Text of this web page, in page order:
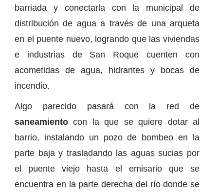
barriada y conectarla con la municipal de
distribución de agua a través de una arqueta
en el puente nuevo, logrando que las viviendas
e industrias de San Roque cuenten con
acometidas de agua, hidrantes y bocas de
incendio.
Algo parecido pasará con la red de
saneamiento con la que se quiere dotar al
barrio, instalando un pozo de bombeo en la
parte baja y trasladando las aguas sucias por
el puente viejo hasta el emisario que se
encuentra en la parte derecha del río donde se